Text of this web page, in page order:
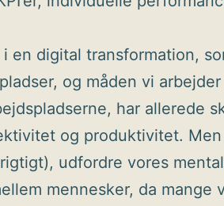
en digital transformation,
og måden vi
har allerede
og produktivitet.
udfordre vores
mennesker, da mange